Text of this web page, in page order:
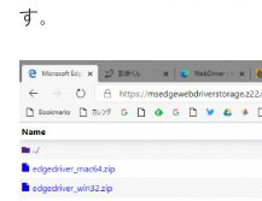
す。